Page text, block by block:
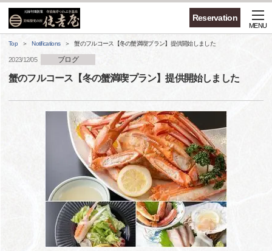
Reservation
MENU
Top Notifications 蟹のフルコース【冬の蟹満喫プラン】提供開始しました
2023/12/05 ブログ
蟹のフルコース【冬の蟹満喫プラン】提供開始しました